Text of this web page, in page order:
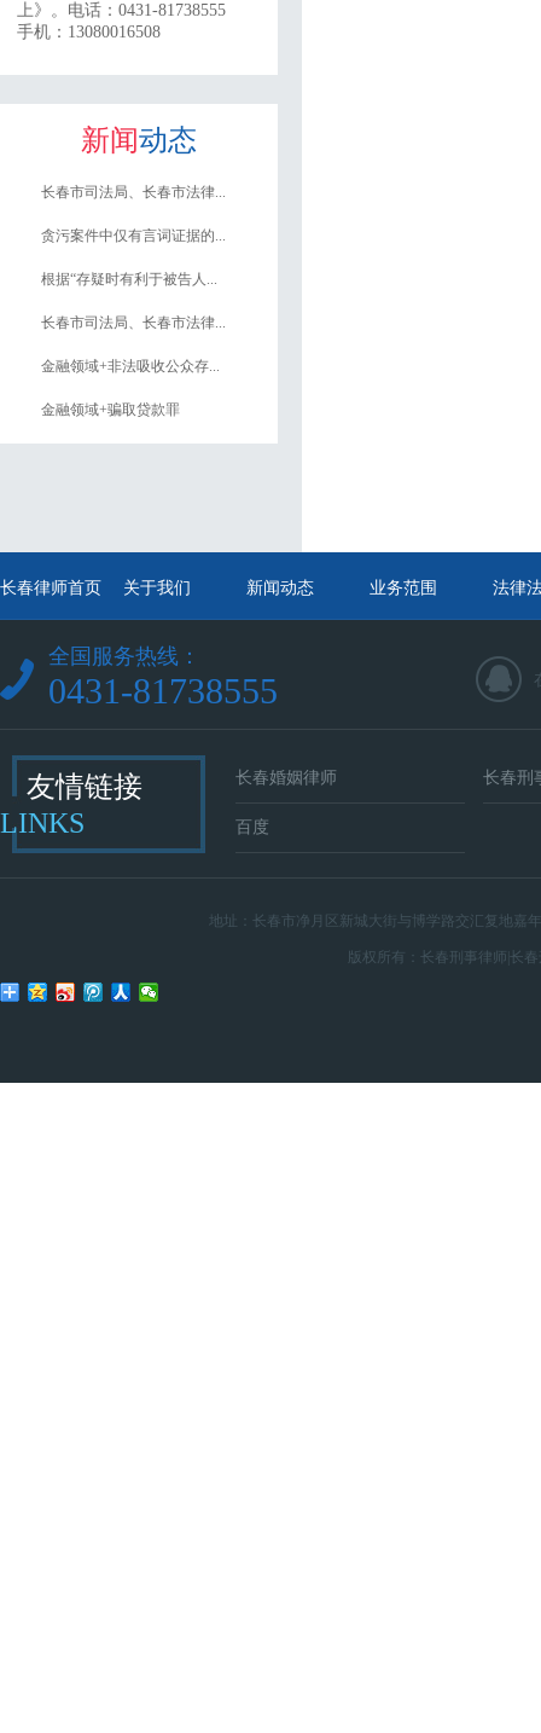
上》。 电话：0431-81738555
手机：13080016508
新闻动态
长春市司法局、长春市法律...
贪污案件中仅有言词证据的...
根据“存疑时有利于被告人...
长春市司法局、长春市法律...
金融领域+非法吸收公众存...
金融领域+骗取贷款罪
长春律师首页 关于我们 新闻动态 业务范围 法律
全国服务热线：
0431-81738555
友情链接
LINKS
长春婚姻律师 长春刑
百度
地址： 长春市净月区新城大街与博学路交汇复地嘉
版权所有： 长春刑事律师 长